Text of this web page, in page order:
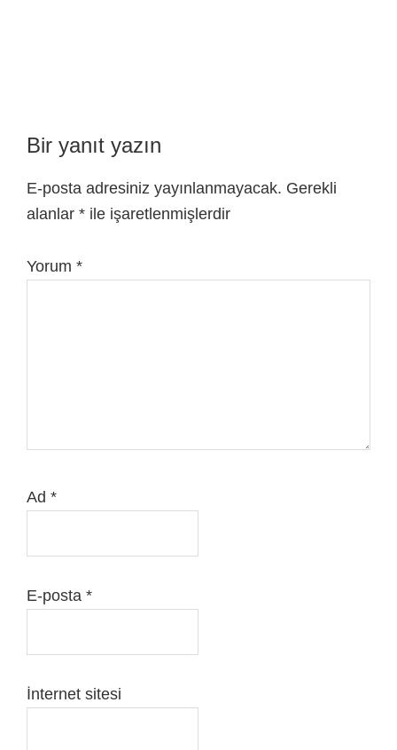
Bir yanıt yazın
E-posta adresiniz yayınlanmayacak. Gerekli
alanlar * ile işaretlenmişlerdir
Yorum *
Ad *
E-posta *
İnternet sitesi